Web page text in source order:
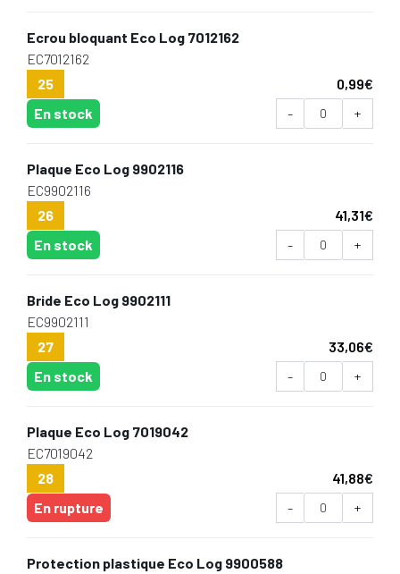
Ecrou bloquant Eco Log 7012162
EC7012162
25
0,99€
En stock
- +
Plaque Eco Log 9902116
EC9902116
26
41,31€
En stock
- +
Bride Eco Log 9902111
EC9902111
27
33,06€
En stock
- +
Plaque Eco Log 7019042
EC7019042
28
41,88€
En rupture
- +
Protection plastique Eco Log 9900588